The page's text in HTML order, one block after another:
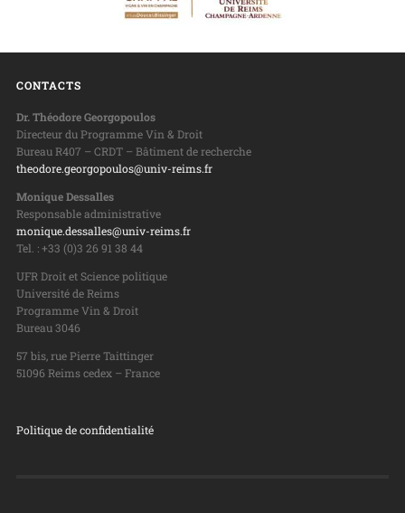
CONTACTS
Dr. Théodore Georgopoulos
Directeur du Programme Vin & Droit
Bureau R407 – CRDT – Bâtiment de recherche
theodore.georgopoulos@univ-reims.fr
Monique Dessalles
Responsable administrative
monique.dessalles@univ-reims.fr
Tel. : +33 (0)3 26 91 38 44
UFR Droit et Science politique
Université de Reims
Programme Vin & Droit
Bureau 3046
57 bis, rue Pierre Taittinger
51096 Reims cedex – France
Politique de confidentialité